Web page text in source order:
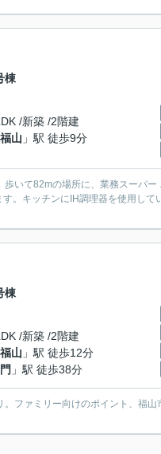
棟
/新築 /2階建
山 」駅 徒歩9分
いて82mの場所に、業務スーパ
。キッチンにIH調理器を使用し
棟
/新築 /2階建
山 」駅 徒歩12分
」駅 徒歩38分
ファミリー向けのポイント、福